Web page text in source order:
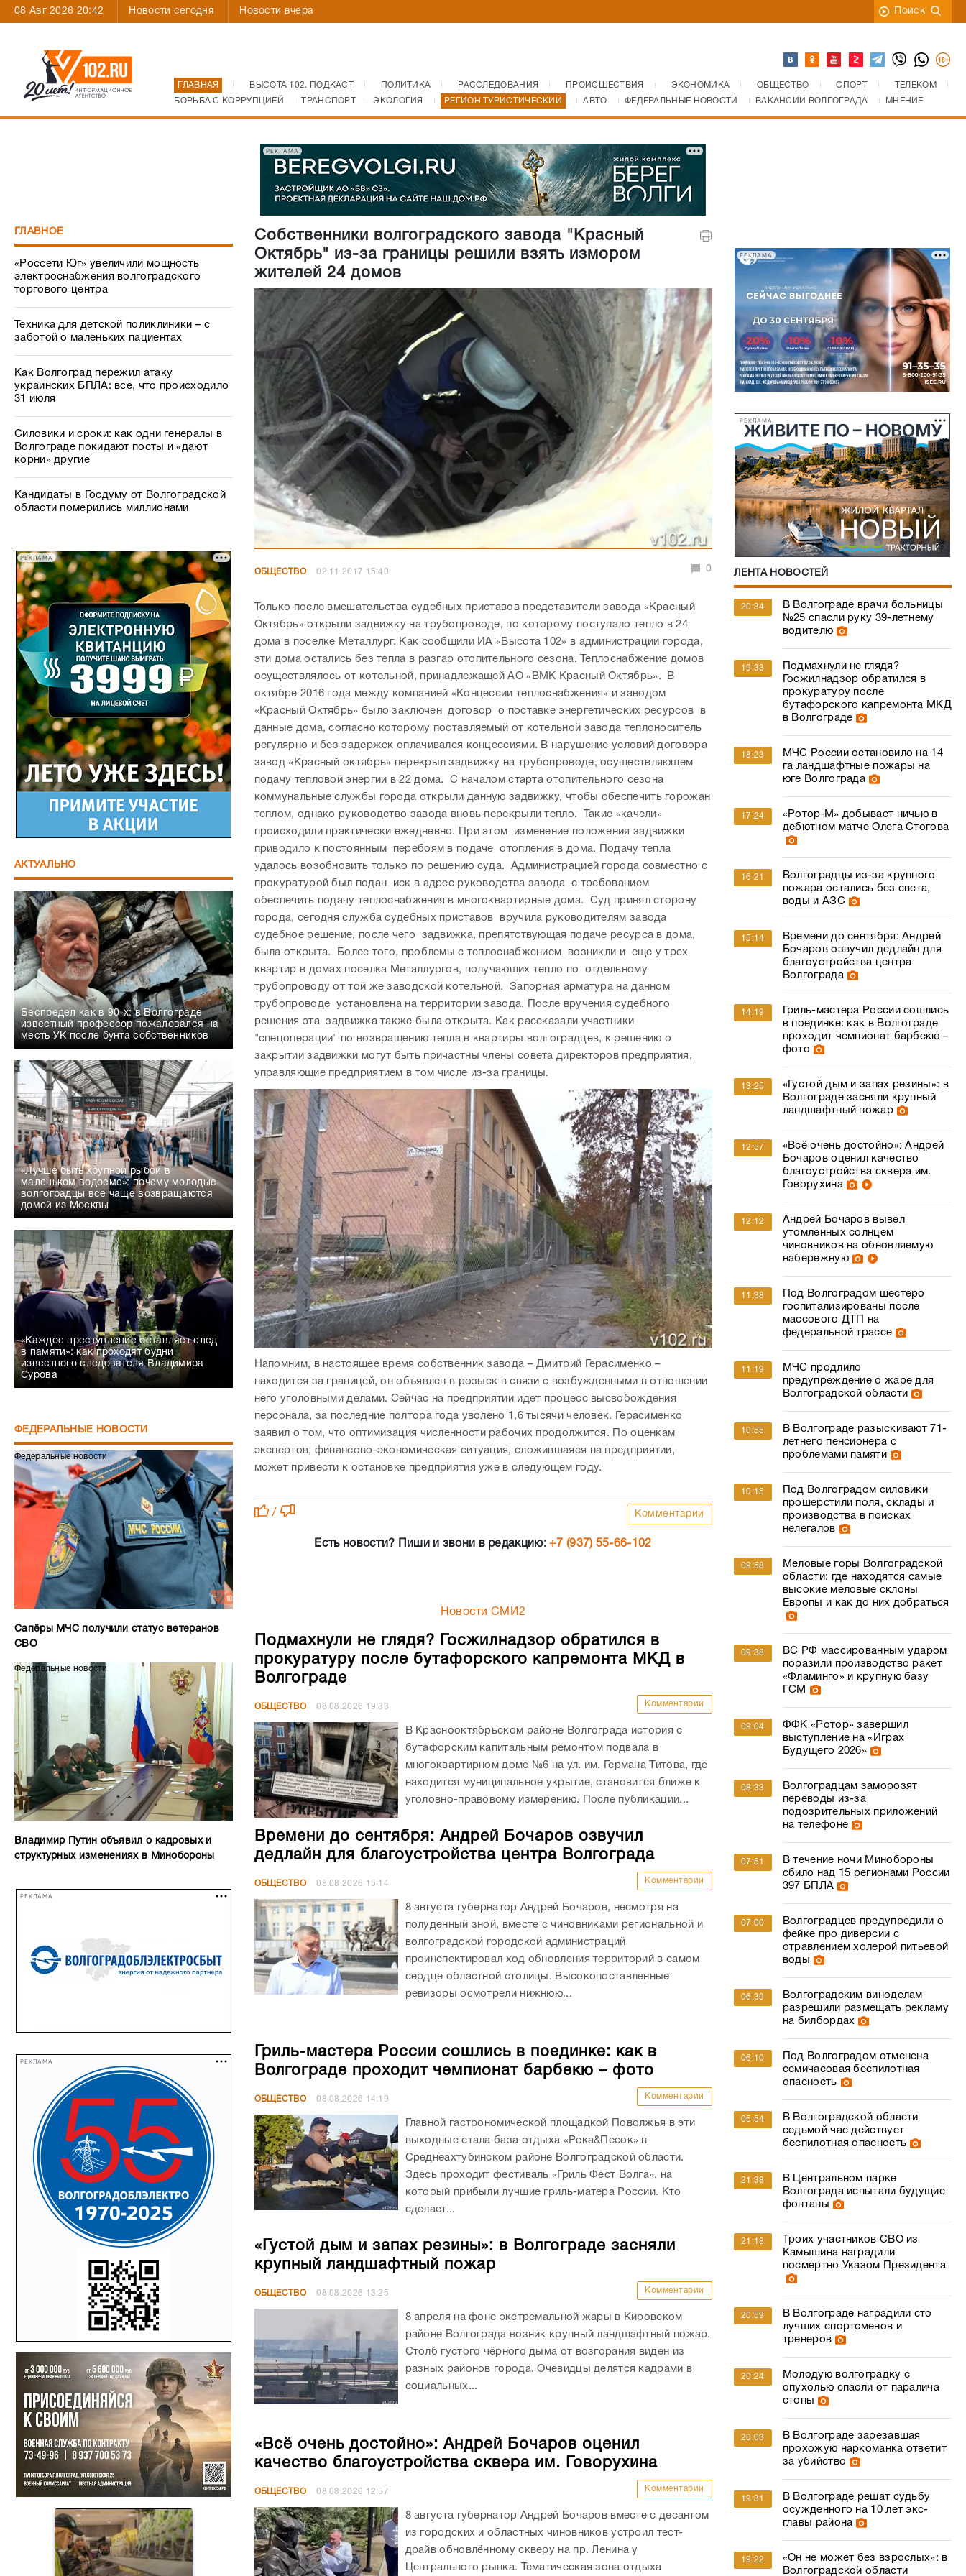
08 Авг 2026 20:42 Новости сегодня Новости вчера Поиск
ГЛАВНАЯ ВЫСОТА 102. ПОДКАСТ ПОЛИТИКА РАССЛЕДОВАНИЯ ПРОИСШЕСТВИЯ ЭКОНОМИКА ОБЩЕСТВО СПОРТ
ТЕЛЕКОМ
БОРЬБА С КОРРУПЦИЕЙ
ТРАНСПОРТ ЭКОЛОГИЯ РЕГИОН ТУРИСТИЧЕСКИЙ АВТО ФЕДЕРАЛЬНЫЕ НОВОСТИ ВАКАНСИИ ВОЛГОГРАДА МНЕНИЕ
РЕКЛАМА
ГЛАВНОЕ
«Россети Юг» увеличили мощность
электроснабжения волгоградского
торгового центра
Техника для детской поликлиники – с
заботой о маленьких пациентах
Как Волгоград пережил атаку
украинских БПЛА: все, что происходило
31 июля
Силовики и сроки: как одни генералы в
Волгограде покидают посты и «дают
корни» другие
Кандидаты в Госдуму от Волгоградской
области померились миллионами
РЕКЛАМА
АКТУАЛЬНО
Беспредел как в 90-х: в Волгограде
известный профессор пожаловался на
месть УК после бунта собственников
«Лучше быть крупной рыбой в
маленьком водоеме»: почему молодые
волгоградцы все чаще возвращаются
домой из Москвы
«Каждое преступление оставляет след
в памяти»: как проходят будни
известного следователя Владимира
Сурова
ФЕДЕРАЛЬНЫЕ НОВОСТИ
Федеральные новости
Сапёры МЧС получили статус ветеранов
СВО
Федеральные новости
Владимир Путин объявил о кадровых и
структурных изменениях в Минобороны
РЕКЛАМА
РЕКЛАМА
Собственники волгоградского завода "Красный
Октябрь" из-за границы решили взять измором
жителей 24 домов
ОБЩЕСТВО 02.11.2017 15:40 0
Только после вмешательства судебных приставов представители завода «Красный
Октябрь» открыли задвижку на трубопроводе, по которому поступало тепло в 24
дома в поселке Металлург. Как сообщили ИА «Высота 102» в администрации города,
эти дома остались без тепла в разгар отопительного сезона. Теплоснабжение домов
осуществлялось от котельной, принадлежащей АО «ВМК Красный Октябрь». В
октябре 2016 года между компанией «Концессии теплоснабжения» и заводом
«Красный Октябрь» было заключен договор о поставке энергетических ресурсов в
данные дома, согласно которому поставляемый от котельной завода теплоноситель
регулярно и без задержек оплачивался концессиями. В нарушение условий договора
завод «Красный октябрь» перекрыл задвижку на трубопроводе, осуществляющем
подачу тепловой энергии в 22 дома. С началом старта отопительного сезона
коммунальные службы города открыли данную задвижку, чтобы обеспечить горожан
теплом, однако руководство завода вновь перекрыли тепло. Такие «качели»
происходили практически ежедневно. При этом изменение положения задвижки
приводило к постоянным перебоям в подаче отопления в дома. Подачу тепла
удалось возобновить только по решению суда. Администрацией города совместно с
прокуратурой был подан иск в адрес руководства завода с требованием
обеспечить подачу теплоснабжения в многоквартирные дома. Суд принял сторону
города, сегодня служба судебных приставов вручила руководителям завода
судебное решение, после чего задвижка, препятствующая подаче ресурса в дома,
была открыта. Более того, проблемы с теплоснабжением возникли и еще у трех
квартир в домах поселка Металлургов, получающих тепло по отдельному
трубопроводу от той же заводской котельной. Запорная арматура на данном
трубопроводе установлена на территории завода. После вручения судебного
решения эта задвижка также была открыта. Как рассказали участники
"спецоперации" по возвращению тепла в квартиры волгоградцев, к решению о
закрытии задвижки могут быть причастны члены совета директоров предприятия,
управляющие предприятием в том числе из-за границы.
Напомним, в настоящее время собственник завода – Дмитрий Герасименко –
находится за границей, он объявлен в розыск в связи с возбужденными в отношении
него уголовными делами. Сейчас на предприятии идет процесс высвобождения
персонала, за последние полтора года уволено 1,6 тысячи человек. Герасименко
заявил о том, что оптимизация численности рабочих продолжится. По оценкам
экспертов, финансово-экономическая ситуация, сложившаяся на предприятии,
может привести к остановке предприятия уже в следующем году.
/ Комментарии
Есть новости? Пиши и звони в редакцию:+7 (937) 55-66-102
Новости СМИ2
Подмахнули не глядя? Госжилнадзор обратился в
прокуратуру после бутафорского капремонта МКД в
Волгограде
ОБЩЕСТВО 08.08.2026 19:33 Комментарии
В Краснооктябрьском районе Волгограда история с
бутафорским капитальным ремонтом подвала в
многоквартирном доме №6 на ул. им. Германа Титова, где
находится муниципальное укрытие, становится ближе к
уголовно-правовому измерению. После публикации...
Времени до сентября: Андрей Бочаров озвучил
дедлайн для благоустройства центра Волгограда
ОБЩЕСТВО 08.08.2026 15:14 Комментарии
8 августа губернатор Андрей Бочаров, несмотря на
полуденный зной, вместе с чиновниками региональной и
волгоградской городской администраций
проинспектировал ход обновления территорий в самом
сердце областной столицы. Высокопоставленные
ревизоры осмотрели нижнюю...
Гриль-мастера России сошлись в поединке: как в
Волгограде проходит чемпионат барбекю – фото
ОБЩЕСТВО 08.08.2026 14:19 Комментарии
Главной гастрономической площадкой Поволжья в эти
выходные стала база отдыха «Река&Песок» в
Среднеахтубинском районе Волгоградской области.
Здесь проходит фестиваль «Гриль Фест Волга», на
который прибыли лучшие гриль-матера России. Кто
сделает...
«Густой дым и запах резины»: в Волгограде засняли
крупный ландшафтный пожар
ОБЩЕСТВО 08.08.2026 13:25 Комментарии
8 апреля на фоне экстремальной жары в Кировском
районе Волгограда возник крупный ландшафтный пожар.
Столб густого чёрного дыма от возгорания виден из
разных районов города. Очевидцы делятся кадрами в
социальных...
«Всё очень достойно»: Андрей Бочаров оценил
качество благоустройства сквера им. Говорухина
ОБЩЕСТВО 08.08.2026 12:57 Комментарии
8 августа губернатор Андрей Бочаров вместе с десантом
из городских и областных чиновников устроил тест-
драйв обновлённому скверу на пр. Ленина у
Центрального рынка. Тематическая зона отдыха
РЕКЛАМА
РЕКЛАМА
ЛЕНТА НОВОСТЕЙ
20:34
В Волгограде врачи больницы
№25 спасли руку 39-летнему
водителю
19:33
Подмахнули не глядя?
Госжилнадзор обратился в
прокуратуру после
бутафорского капремонта МКД
в Волгограде
18:23
МЧС России остановило на 14
га ландшафтные пожары на
юге Волгограда
17:24
«Ротор‑М» добывает ничью в
дебютном матче Олега Стогова
16:21
Волгоградцы из-за крупного
пожара остались без света,
воды и АЗС
15:14
Времени до сентября: Андрей
Бочаров озвучил дедлайн для
благоустройства центра
Волгограда
14:19
Гриль-мастера России сошлись
в поединке: как в Волгограде
проходит чемпионат барбекю –
фото
13:25
«Густой дым и запах резины»: в
Волгограде засняли крупный
ландшафтный пожар
12:57
«Всё очень достойно»: Андрей
Бочаров оценил качество
благоустройства сквера им.
Говорухина
12:12
Андрей Бочаров вывел
утомленных солнцем
чиновников на обновляемую
набережную
11:38
Под Волгоградом шестеро
госпитализированы после
массового ДТП на
федеральной трассе
11:19
МЧС продлило
предупреждение о жаре для
Волгоградской области
10:55
В Волгограде разыскивают 71-
летнего пенсионера с
проблемами памяти
10:15
Под Волгоградом силовики
прошерстили поля, склады и
производства в поисках
нелегалов
09:58
Меловые горы Волгоградской
области: где находятся самые
высокие меловые склоны
Европы и как до них добраться
09:38
ВС РФ массированным ударом
поразили производство ракет
«Фламинго» и крупную базу
ГСМ
09:04
ФФК «Ротор» завершил
выступление на «Играх
Будущего 2026»
08:33
Волгоградцам заморозят
переводы из-за
подозрительных приложений
на телефоне
07:51
В течение ночи Минобороны
сбило над 15 регионами России
397 БПЛА
07:00
Волгоградцев предупредили о
фейке про диверсии с
отравлением холерой питьевой
воды
06:39
Волгоградским виноделам
разрешили размещать рекламу
на билбордах
06:10
Под Волгоградом отменена
семичасовая беспилотная
опасность
05:54
В Волгоградской области
седьмой час действует
беспилотная опасность
21:38
В Центральном парке
Волгограда испытали будущие
фонтаны
21:18
Троих участников СВО из
Камышина наградили
посмертно Указом Президента
20:59
В Волгограде наградили сто
лучших спортсменов и
тренеров
20:24
Молодую волгоградку с
опухолью спасли от паралича
стопы
20:03
В Волгограде зарезавшая
прохожую наркоманка ответит
за убийство
19:31
В Волгограде решат судьбу
осужденного на 10 лет экс-
главы района
19:22
«Он не может без взрослых»: в
Волгоградской области